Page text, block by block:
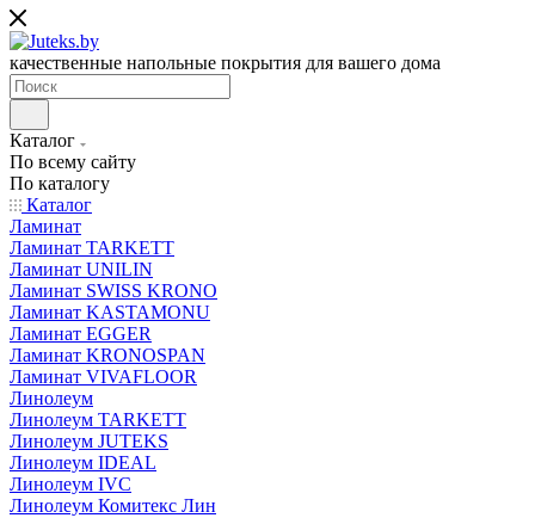
качественные напольные покрытия для вашего дома
Каталог
По всему сайту
По каталогу
Каталог
Ламинат
Ламинат TARKETT
Ламинат UNILIN
Ламинат SWISS KRONO
Ламинат KASTAMONU
Ламинат EGGER
Ламинат KRONOSPAN
Ламинат VIVAFLOOR
Линолеум
Линолеум TARKETT
Линолеум JUTEKS
Линолеум IDEAL
Линолеум IVC
Линолеум Комитекс Лин